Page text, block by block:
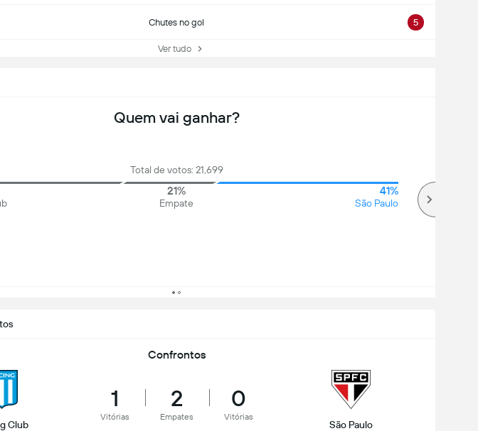
Chutes no gol 5
Ver tudo
Quem vai ganhar?
Total de votos: 21,699
21%
Empate
41%
São Paulo
Confrontos
Club
1
Vitórias
2
Empates
0
Vitórias
São Paulo